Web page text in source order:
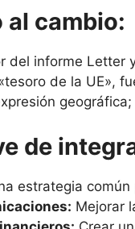
al cambio:
del informe Letter
de la UE»,
de
estrategia
Mejorar